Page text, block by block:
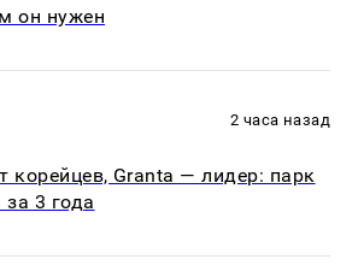
он нужен
2 часа назад
корейцев, Granta — лидер: парк
3 года